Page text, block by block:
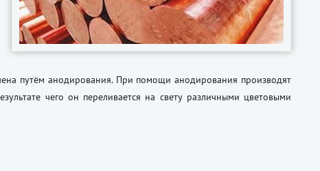
путём анодирования. При помощи анодирования производят
чего он переливается на свету различными цветовыми